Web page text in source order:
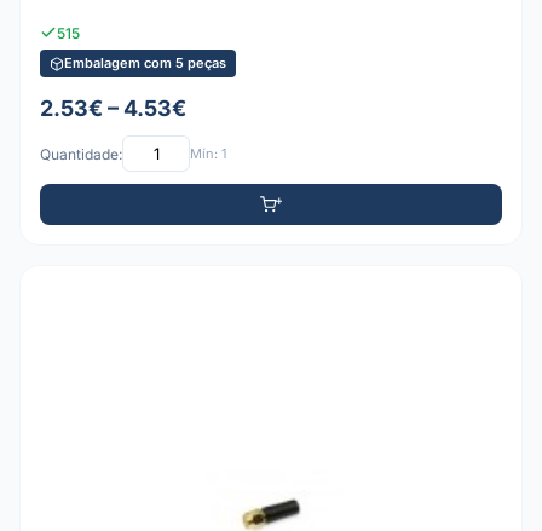
515
Embalagem com 5 peças
2.53€ – 4.53€
Quantidade: Mín: 1